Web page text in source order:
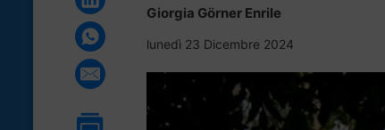
Giorgia Görner Enrile
lunedì 23 Dicembre 2024